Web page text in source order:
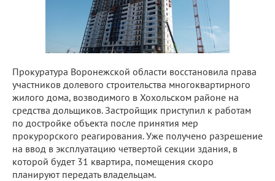
Прокуратура Воронежской области восстановила права
участников долевого строительства многоквартирного
жилого дома, возводимого в Хохольском районе на
средства дольщиков. Застройщик приступил к работам
по достройке объекта после принятия мер
прокурорского реагирования. Уже получено разрешение
на ввод в эксплуатацию четвертой секции здания, в
которой будет 31 квартира, помещения скоро
планируют передать владельцам.